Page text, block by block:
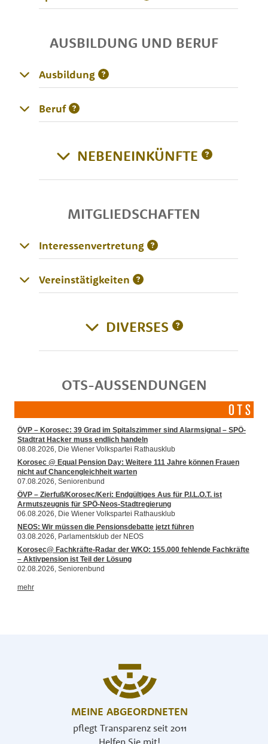
AUSBILDUNG UND BERUF
Ausbildung
Beruf
NEBENEINKÜNFTE
MITGLIEDSCHAFTEN
Interessenvertretung
Vereinstätigkeiten
DIVERSES
MEINE ABGEORDNETEN
pflegt Transparenz seit 2011
Helfen Sie mit!
OTS-AUSSENDUNGEN